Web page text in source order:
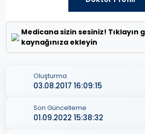
Medicana sizin sesiniz! Tıklayın
kaynağınıza ekleyin
Oluşturma
03.08.2017 16:09:15
Son Güncelleme
01.09.2022 15:38:32